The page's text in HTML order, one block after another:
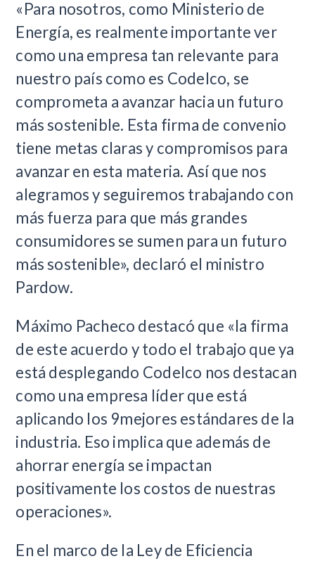
«Para nosotros, como Ministerio de
Energía, es realmente importante ver
como una empresa tan relevante para
nuestro país como es Codelco, se
comprometa a avanzar hacia un futuro
más sostenible. Esta firma de convenio
tiene metas claras y compromisos para
avanzar en esta materia. Así que nos
alegramos y seguiremos trabajando con
más fuerza para que más grandes
consumidores se sumen para un futuro
más sostenible», declaró el ministro
Pardow.
Máximo Pacheco destacó que «la firma
de este acuerdo y todo el trabajo que ya
está desplegando Codelco nos destacan
como una empresa líder que está
aplicando los 9mejores estándares de la
industria. Eso implica que además de
ahorrar energía se impactan
positivamente los costos de nuestras
operaciones».
En el marco de la Ley de Eficiencia